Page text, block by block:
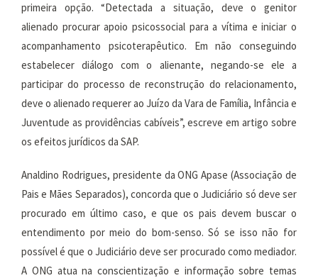
primeira opção. “Detectada a situação, deve o genitor
alienado procurar apoio psicossocial para a vítima e iniciar o
acompanhamento psicoterapêutico. Em não conseguindo
estabelecer diálogo com o alienante, negando-se ele a
participar do processo de reconstrução do relacionamento,
deve o alienado requerer ao Juízo da Vara de Família, Infância e
Juventude as providências cabíveis”, escreve em artigo sobre
os efeitos jurídicos da SAP.
Analdino Rodrigues, presidente da ONG Apase (Associação de
Pais e Mães Separados), concorda que o Judiciário só deve ser
procurado em último caso, e que os pais devem buscar o
entendimento por meio do bom-senso. Só se isso não for
possível é que o Judiciário deve ser procurado como mediador.
A ONG atua na conscientização e informação sobre temas